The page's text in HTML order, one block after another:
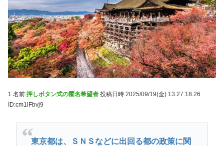
1 名前:押しボタン式の匿名希望者 投稿日時:2025/09/19(金) 13:27:18.26
ID:cm1lFbvj9
東京都は、ＳＮＳなどに出回る都の政策に関